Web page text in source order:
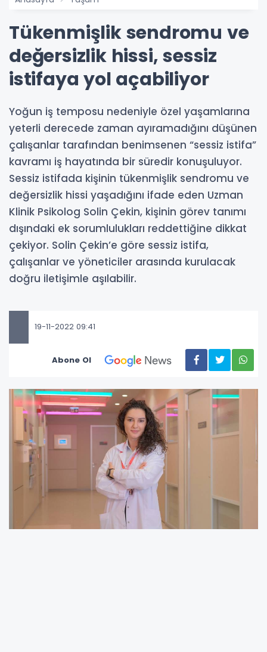
Tükenmişlik sendromu ve
değersizlik hissi, sessiz
istifaya yol açabiliyor
Yoğun iş temposu nedeniyle özel yaşamlarına
yeterli derecede zaman ayıramadığını düşünen
çalışanlar tarafından benimsenen “sessiz istifa”
kavramı iş hayatında bir süredir konuşuluyor.
Sessiz istifada kişinin tükenmişlik sendromu ve
değersizlik hissi yaşadığını ifade eden Uzman
Klinik Psikolog Solin Çekin, kişinin görev tanımı
dışındaki ek sorumlulukları reddettiğine dikkat
çekiyor. Solin Çekin’e göre sessiz istifa,
çalışanlar ve yöneticiler arasında kurulacak
doğru iletişimle aşılabilir.
19-11-2022 09:41
Abone Ol